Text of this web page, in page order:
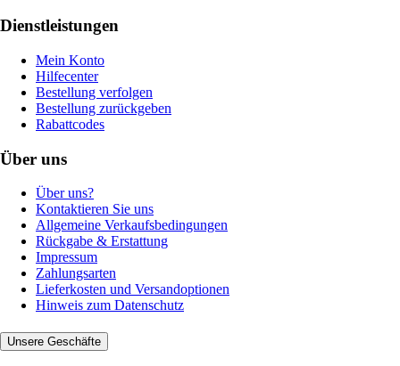
Dienstleistungen
Mein Konto
Hilfecenter
Bestellung verfolgen
Bestellung zurückgeben
Rabattcodes
Über uns
Über uns?
Kontaktieren Sie uns
Allgemeine Verkaufsbedingungen
Rückgabe & Erstattung
Impressum
Zahlungsarten
Lieferkosten und Versandoptionen
Hinweis zum Datenschutz
Unsere Geschäfte